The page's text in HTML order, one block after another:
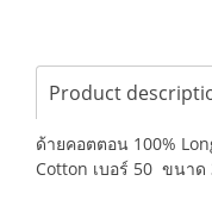
Product
ด้ายคอตตอน 100%
Cotton เบอร์ 50 ขนา